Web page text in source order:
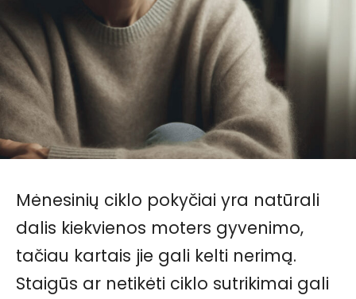
Mėnesinių ciklo pokyčiai yra natūrali
dalis kiekvienos moters gyvenimo,
tačiau kartais jie gali kelti nerimą.
Staigūs ar netikėti ciklo sutrikimai gali